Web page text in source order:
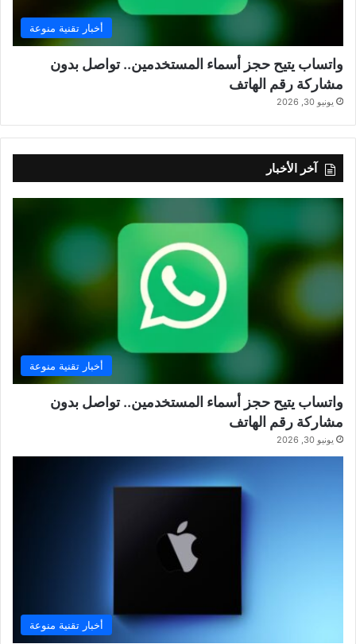
أخبار تقنية منوعة
واتساب يتيح حجز أسماء المستخدمين.. تواصل بدون
مشاركة رقم الهاتف
يونيو 30, 2026
آخر الأخبار
أخبار تقنية منوعة
واتساب يتيح حجز أسماء المستخدمين.. تواصل بدون
مشاركة رقم الهاتف
يونيو 30, 2026
أخبار تقنية منوعة